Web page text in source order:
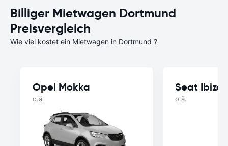
Billiger Mietwagen Dortmund
Preisvergleich
Wie viel kostet ein Mietwagen in Dortmund ?
Opel Mokka
o.ä.
Seat Ibiza
o.ä.